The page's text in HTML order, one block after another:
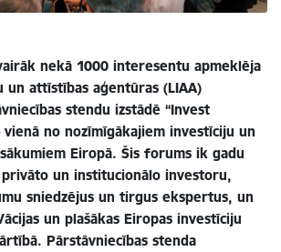
nekā 1000 interesentu apmeklēja
un attīstības aģentūras (LIAA)
stendu izstādē “Invest
no nozīmīgākajiem investīciju un
Eiropā. Šis forums ik gadu
un institucionālo investoru,
sniedzējus un tirgus ekspertus, un
un plašākas Eiropas investīciju
Pārstāvniecības stenda